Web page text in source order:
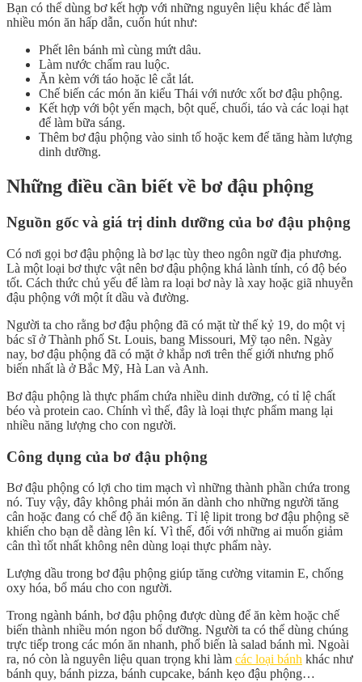
Bạn có thể dùng bơ kết hợp với những nguyên liệu khác để làm
nhiều món ăn hấp dẫn, cuốn hút như:
Phết lên bánh mì cùng mứt dâu.
Làm nước chấm rau luộc.
Ăn kèm với táo hoặc lê cắt lát.
Chế biến các món ăn kiểu Thái với nước xốt bơ đậu phộng.
Kết hợp với bột yến mạch, bột quế, chuối, táo và các loại hạt
để làm bữa sáng.
Thêm bơ đậu phộng vào sinh tố hoặc kem để tăng hàm lượng
dinh dưỡng.
Những điều cần biết về bơ đậu phộng
Nguồn gốc và giá trị dinh dưỡng của bơ đậu phộng
Có nơi gọi bơ đậu phộng là bơ lạc tùy theo ngôn ngữ địa phương.
Là một loại bơ thực vật nên bơ đậu phộng khá lành tính, có độ béo
tốt. Cách thức chủ yếu để làm ra loại bơ này là xay hoặc giã nhuyễn
đậu phộng với một ít dầu và đường.
Người ta cho rằng bơ đậu phộng đã có mặt từ thế kỷ 19, do một vị
bác sĩ ở Thành phố St. Louis, bang Missouri, Mỹ tạo nên. Ngày
nay, bơ đậu phộng đã có mặt ở khắp nơi trên thế giới nhưng phổ
biến nhất là ở Bắc Mỹ, Hà Lan và Anh.
Bơ đậu phộng là thực phẩm chứa nhiều dinh dưỡng, có tỉ lệ chất
béo và protein cao. Chính vì thế, đây là loại thực phẩm mang lại
nhiều năng lượng cho con người.
Công dụng của bơ đậu phộng
Bơ đậu phộng có lợi cho tim mạch vì những thành phần chứa trong
nó. Tuy vậy, đây không phải món ăn dành cho những người tăng
cân hoặc đang có chế độ ăn kiêng. Tỉ lệ lipit trong bơ đậu phộng sẽ
khiến cho bạn dễ dàng lên kí. Vì thế, đối với những ai muốn giảm
cân thì tốt nhất không nên dùng loại thực phẩm này.
Lượng dầu trong bơ đậu phộng giúp tăng cường vitamin E, chống
oxy hóa, bổ máu cho con người.
Trong ngành bánh, bơ đậu phộng được dùng để ăn kèm hoặc chế
biến thành nhiều món ngon bổ dưỡng. Người ta có thể dùng chúng
trực tiếp trong các món ăn nhanh, phổ biến là salad bánh mì. Ngoài
ra, nó còn là nguyên liệu quan trọng khi làm các loại bánh khác như
bánh quy, bánh pizza, bánh cupcake, bánh kẹo đậu phộng…